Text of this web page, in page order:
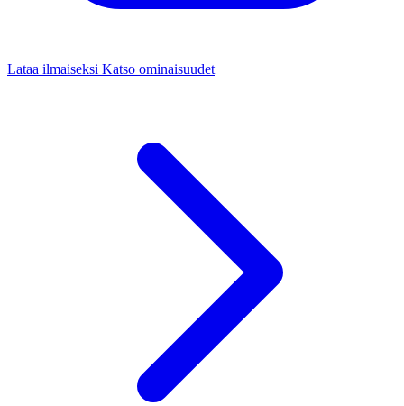
Lataa ilmaiseksi Katso ominaisuudet